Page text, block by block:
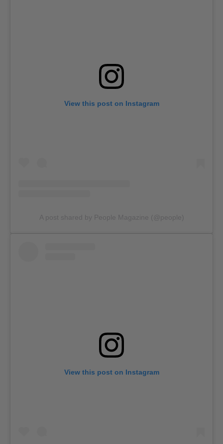
View this post on Instagram
A post shared by People Magazine (@people)
View this post on Instagram